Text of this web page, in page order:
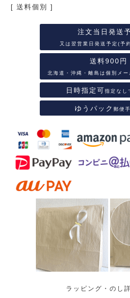
送料個別
注文当日発送
又は翌営業日発送予定(予
送料900円
北海道・沖縄・離島は個別メ
日時指定可指定なし
ゆうパック 郵便
ラッピング・のし